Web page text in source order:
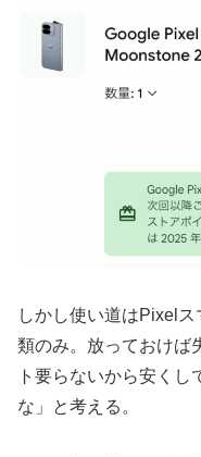
しかし使い道はPixel
類のみ。放っておけば
ト要らないから安く
な」と考える。